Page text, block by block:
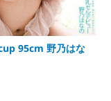
95cm 野乃はな